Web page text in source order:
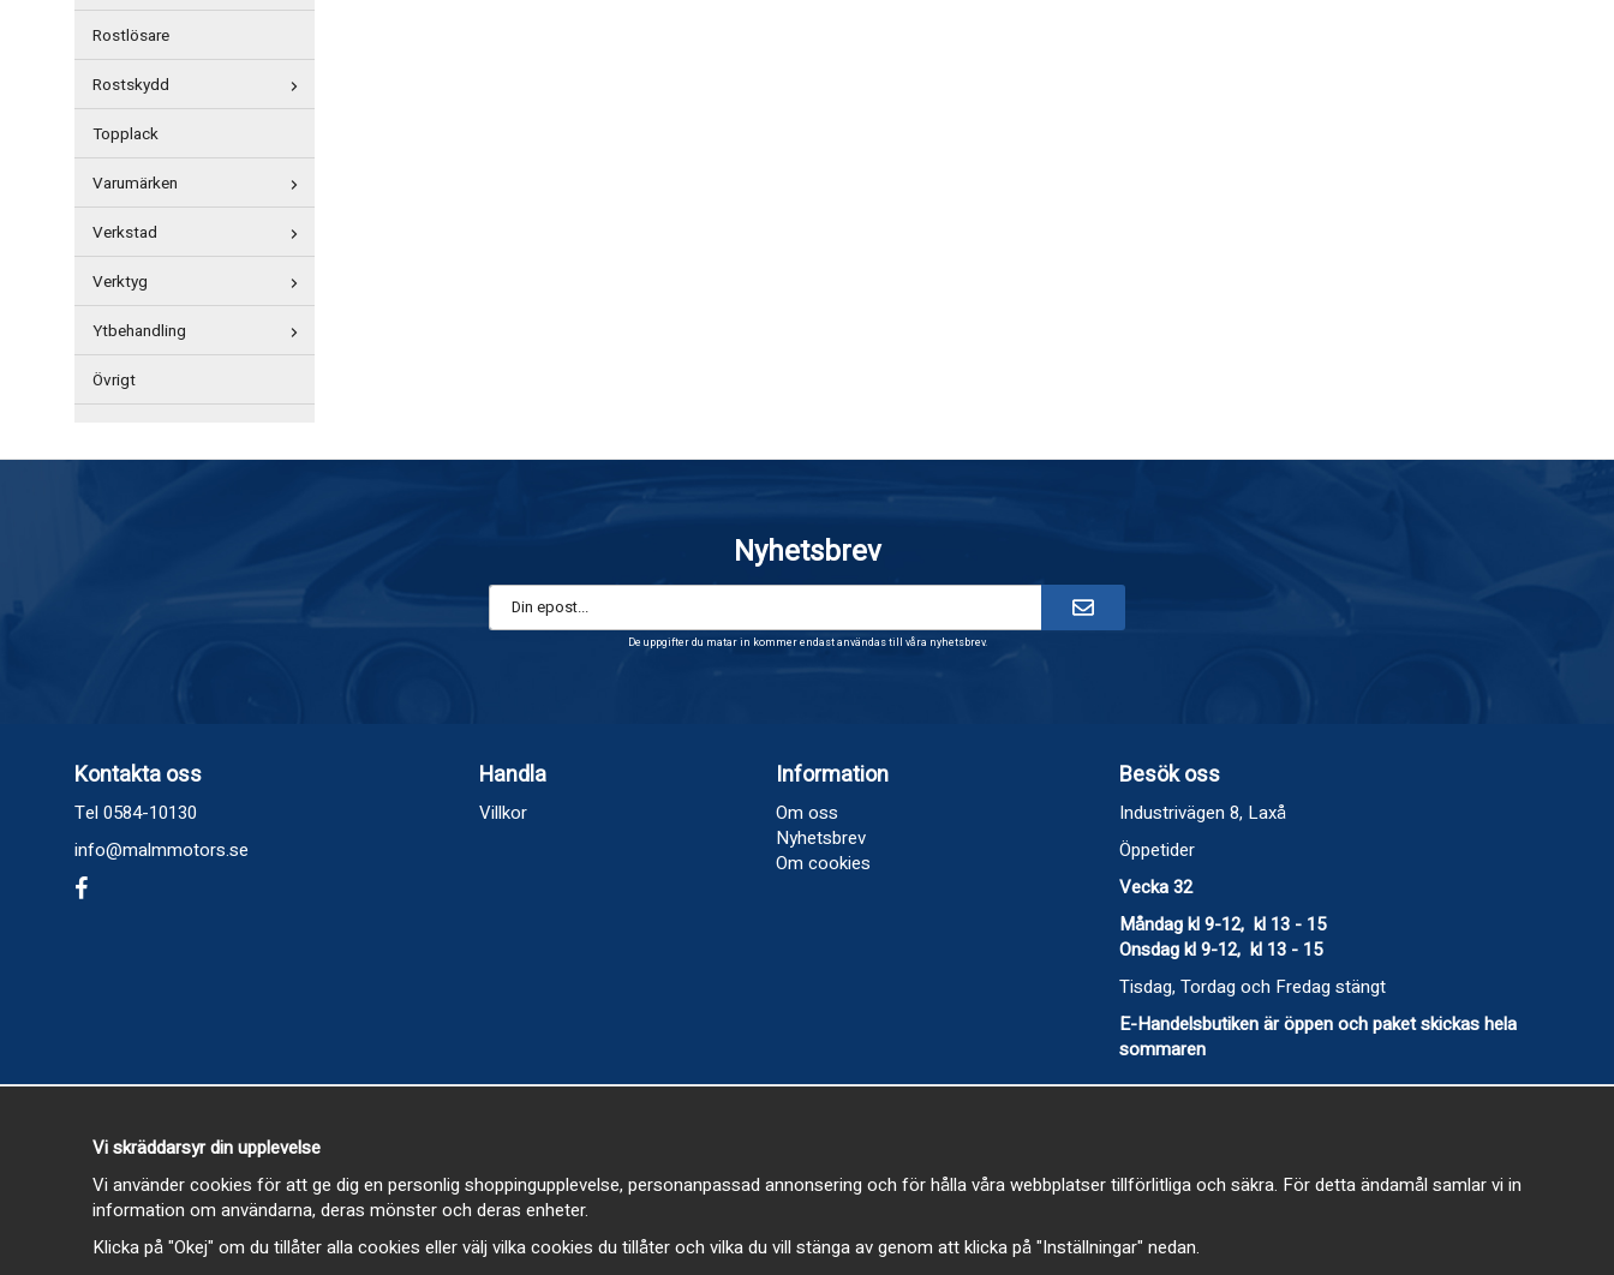
Rostlösare
Rostskydd
Topplack
Varumärken
Verkstad
Verktyg
Ytbehandling
Övrigt
Nyhetsbrev
De uppgifter du matar in kommer endast användas till våra nyhetsbrev.
Kontakta oss
Tel 0584-10130
info@malmmotors.se
Handla
Villkor
Information
Om oss
Nyhetsbrev
Om cookies
Besök oss
Industrivägen 8, Laxå
Öppetider
Vecka 32
Måndag kl 9-12, kl 13 - 15
Onsdag kl 9-12, kl 13 - 15
Tisdag, Tordag och Fredag stängt
E-Handelsbutiken är öppen och paket skickas hela
sommaren
Vi skräddarsyr din upplevelse
Vi använder cookies för att ge dig en personlig shoppingupplevelse, personanpassad annonsering och för hålla våra webbplatser tillförlitliga och säkra. För detta ändamål samlar vi in
information om användarna, deras mönster och deras enheter.
Klicka på "Okej" om du tillåter alla cookies eller välj vilka cookies du tillåter och vilka du vill stänga av genom att klicka på "Inställningar" nedan.